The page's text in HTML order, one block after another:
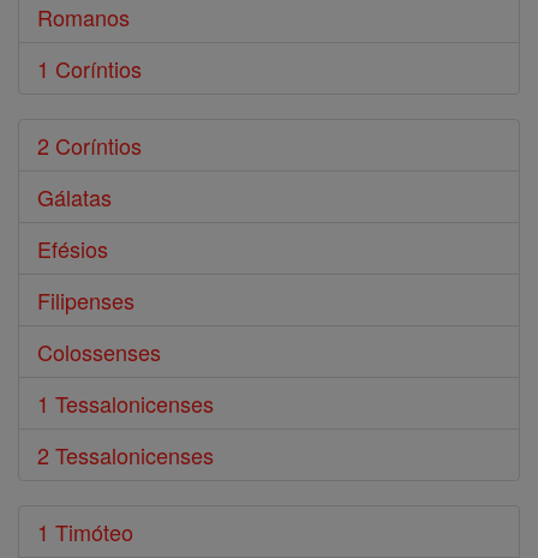
Romanos
1 Coríntios
2 Coríntios
Gálatas
Efésios
Filipenses
Colossenses
1 Tessalonicenses
2 Tessalonicenses
1 Timóteo